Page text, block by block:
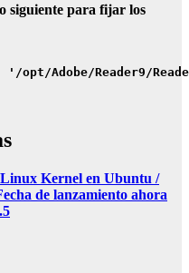
siguiente para fijar los
' /opt /Adobe/Reader9 /
Kernel en Ubuntu /
de lanzamiento ahora